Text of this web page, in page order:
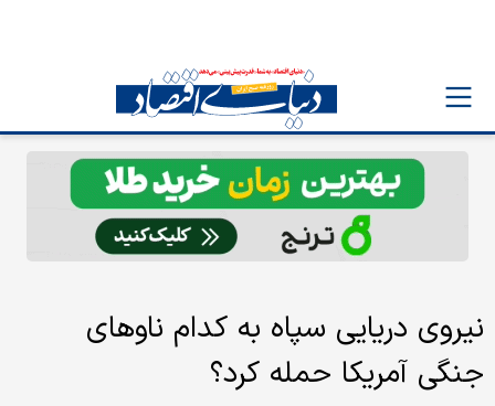
نیروی دریایی سپاه به کدام ناوهای
جنگی آمریکا حمله کرد؟